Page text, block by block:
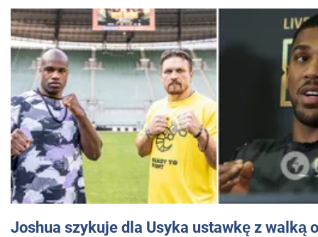
Joshua szykuje dla Usyka ustawkę z walką